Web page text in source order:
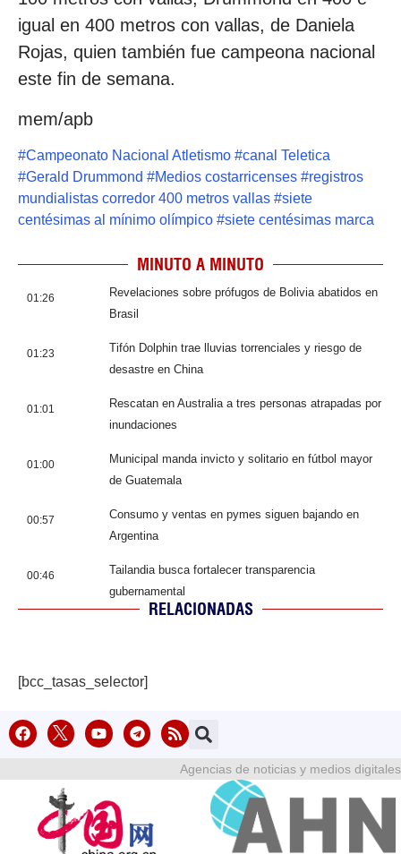
igual en 400 metros con vallas, de Daniela
Rojas, quien también fue campeona nacional
este fin de semana.
mem/apb
#Campeonato Nacional Atletismo #canal Teletica
#Gerald Drummond #Medios costarricenses #registros
mundialistas corredor 400 metros vallas #siete
centésimas al mínimo olímpico #siete centésimas marca
MINUTO A MINUTO
01:26
Revelaciones sobre prófugos de Bolivia abatidos en
Brasil
01:23
Tifón Dolphin trae lluvias torrenciales y riesgo de
desastre en China
01:01
Rescatan en Australia a tres personas atrapadas por
inundaciones
01:00
Municipal manda invicto y solitario en fútbol mayor
de Guatemala
00:57
Consumo y ventas en pymes siguen bajando en
Argentina
00:46
Tailandia busca fortalecer transparencia
gubernamental
RELACIONADAS
[bcc_tasas_selector]
Agencias de noticias y medios digitales